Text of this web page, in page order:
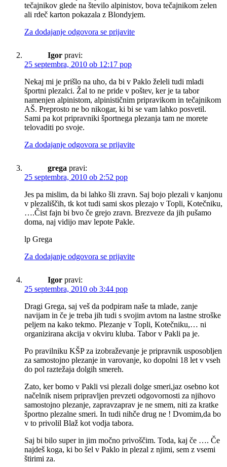
tečajnikov glede na število alpinistov, bova tečajnikom zelen
ali rdeč karton pokazala z Blondyjem.
Za dodajanje odgovora se prijavite
Igor pravi:
25 septembra, 2010 ob 12:17 pop
Nekaj mi je prišlo na uho, da bi v Paklo želeli tudi mladi
športni plezalci. Žal to ne pride v poštev, ker je ta tabor
namenjen alpinistom, alpinističnim pripravikom in tečajnikom
AŠ. Preprosto ne bo nikogar, ki bi se vam lahko posvetil.
Sami pa kot pripravniki športnega plezanja tam ne morete
telovaditi po svoje.
Za dodajanje odgovora se prijavite
grega pravi:
25 septembra, 2010 ob 2:52 pop
Jes pa mislim, da bi lahko šli zravn. Saj bojo plezali v kanjonu
v plezališčih, tk kot tudi sami skos plezajo v Topli, Kotečniku,
….Čist fajn bi bvo če grejo zravn. Brezveze da jih pušamo
doma, naj vidijo mav lepote Pakle.
lp Grega
Za dodajanje odgovora se prijavite
Igor pravi:
25 septembra, 2010 ob 3:44 pop
Dragi Grega, saj veš da podpiram naše ta mlade, zanje
navijam in če je treba jih tudi s svojim avtom na lastne stroške
peljem na kako tekmo. Plezanje v Topli, Kotečniku,… ni
organizirana akcija v okviru kluba. Tabor v Pakli pa je.
Po pravilniku KŠP za izobraževanje je pripravnik usposobljen
za samostojno plezanje in varovanje, ko dopolni 18 let v vseh
do pol raztežaja dolgih smereh.
Zato, ker bomo v Pakli vsi plezali dolge smeri,jaz osebno kot
načelnik nisem pripravljen prevzeti odgovornosti za njihovo
samostojno plezanje, zapravzaprav je ne smem, niti za kratke
športno plezalne smeri. In tudi nihče drug ne ! Dvomim,da bo
v to privolil Blaž kot vodja tabora.
Saj bi bilo super in jim močno privoščim. Toda, kaj če …. Če
najdeš koga, ki bo šel v Paklo in plezal z njimi, sem z vsemi
štirimi za.